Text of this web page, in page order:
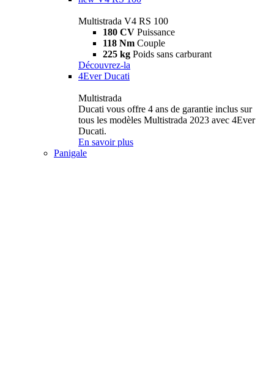
Multistrada V4 RS 100
180 CV Puissance
118 Nm Couple
225 kg Poids sans carburant
Découvrez-la
4Ever Ducati
Multistrada
Ducati vous offre 4 ans de garantie inclus sur
tous les modèles Multistrada 2023 avec 4Ever
Ducati.
En savoir plus
Panigale